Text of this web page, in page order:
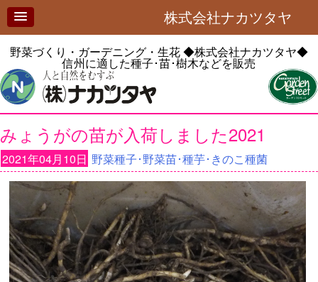
株式会社ナカツタヤ
野菜づくり・ガーデニング・生花◆株式会社ナカツタヤ◆
信州に適した種子･苗･樹木などを販売
みょうがの苗が入荷しました2021
2021年04月10日 野菜種子･野菜苗･種芋･きのこ種菌